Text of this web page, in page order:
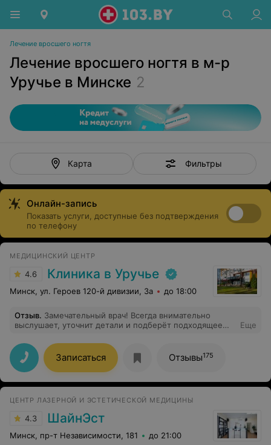
Лечение вросшего ногтя
Лечение вросшего ногтя в м-р
Уручье в Минске 2
Карта Фильтры
Онлайн-запись
Показать услуги, доступные без подтверждения
по телефону
МЕДИЦИНСКИЙ ЦЕНТР
4.6 Клиника в Уручье
Минск, ул. Героев 120-й дивизии, 3а до 18:00
Отзыв. Замечательный врач! Всегда внимательно
выслушает, уточнит детали и подберёт подходящее
спокойствия и уверенности, что все будет хорошо.
Еще
Записаться Отзывы175
ЦЕНТР ЛАЗЕРНОЙ И ЭСТЕТИЧЕСКОЙ МЕДИЦИНЫ
4.3 ШайнЭст
Минск, пр-т Независимости, 181 до 21:00